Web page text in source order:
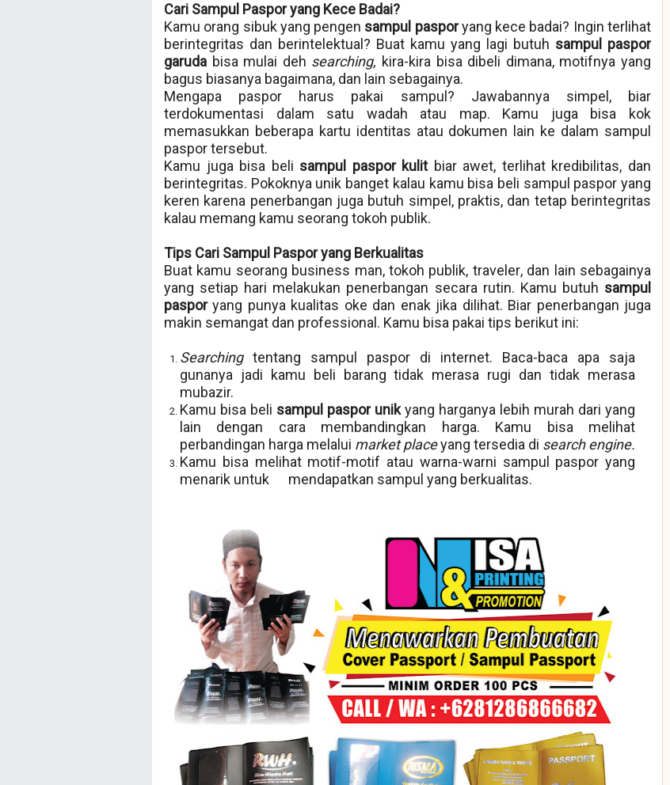
Cari Sampul Paspor yang Kece Badai?
Kamu orang sibuk yang pengen sampul pasporyang kece badai? Ingin terlihat
berintegritas dan berintelektual? Buat kamu yang lagi butuh sampul paspor
garuda bisa mulai deh searching, kira-kira bisa dibeli dimana, motifnya yang
bagus biasanya bagaimana, dan lain sebagainya.
Mengapa paspor harus pakai sampul? Jawabannya simpel, biar
terdokumentasi dalam satu wadah atau map. Kamu juga bisa kok
memasukkan beberapa kartu identitas atau dokumen lain ke dalam sampul
paspor tersebut.
Kamu juga bisa beli sampul paspor kulit biar awet, terlihat kredibilitas, dan
berintegritas. Pokoknya unik banget kalau kamu bisa beli sampul paspor yang
keren karena penerbangan juga butuh simpel, praktis, dan tetap berintegritas
kalau memang kamu seorang tokoh publik.
Tips Cari Sampul Paspor yang Berkualitas
Buat kamu seorang business man, tokoh publik, traveler, dan lain sebagainya
yang setiap hari melakukan penerbangan secara rutin. Kamu butuh sampul
pasporyang punya kualitas oke dan enak jika dilihat. Biar penerbangan juga
makin semangat dan professional. Kamu bisa pakai tips berikut ini:
Searching tentang sampul paspor di internet. Baca-baca apa saja
gunanya jadi kamu beli barang tidak merasa rugi dan tidak merasa
mubazir.
Kamu bisa beli sampul paspor unikyang harganya lebih murah dari yang
lain dengan cara membandingkan harga. Kamu bisa melihat
perbandingan harga melalui market placeyang tersedia di search engine.
Kamu bisa melihat motif-motif atau warna-warni sampul paspor yang
menarik untuk mendapatkan sampul yang berkualitas.